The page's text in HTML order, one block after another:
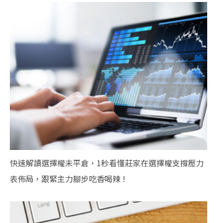
快速解讀選擇權未平倉，1秒看懂莊家在選擇權支撐壓力
表佈局，跟緊主力腳步吃香喝辣 !